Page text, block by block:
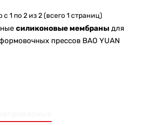
с 1 по 2 из 2 (всего 1 страниц)
силиконовые мембраны для
прессов BAO YUAN